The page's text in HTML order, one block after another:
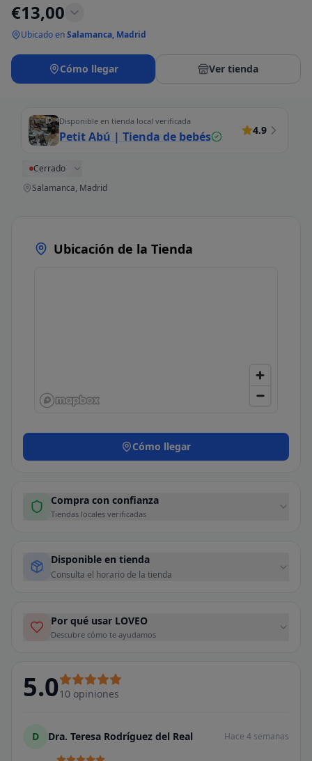
€13,00
Ubicado enSalamanca, Madrid
Cómo llegar Ver tienda
Disponible en tienda local verificada
Petit Abú | Tienda de bebés 4.9
Cerrado
Salamanca, Madrid
Ubicación de la Tienda
Cómo llegar
Compra con confianza
Tiendas locales verificadas
Disponible en tienda
Consulta el horario de la tienda
Por qué usar LOVEO
Descubre cómo te ayudamos
5.010 opiniones
D Dra. Teresa Rodríguez del Real Hace 4 semanas